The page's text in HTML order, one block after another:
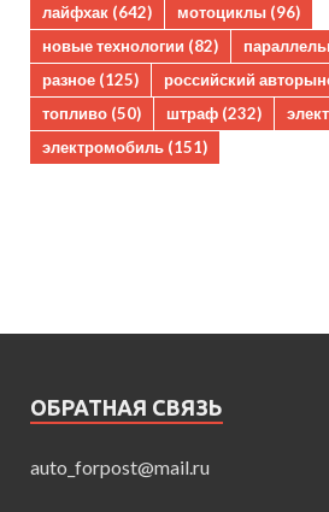
лайфхак (642) мотоциклы (96)
новые технологии (82)
разное (125) российский
топливо (50) штраф (232)
электромобиль (151)
ОБРАТНАЯ СВЯЗЬ
auto_forpost@mail.ru